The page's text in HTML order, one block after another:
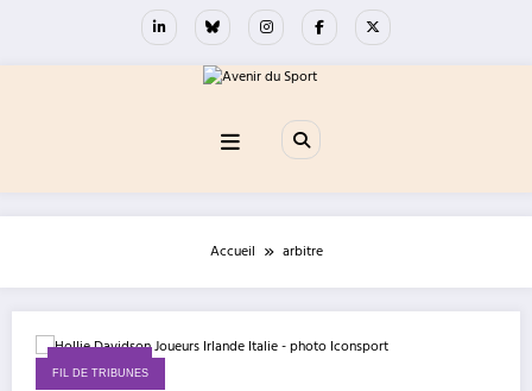
Accueil arbitre
18 avril 2026
FIL DE TRIBUNES